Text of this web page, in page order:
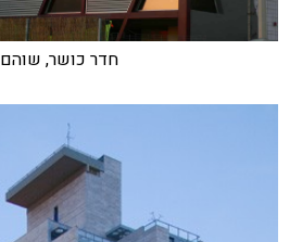
חדר כושר, שוהם